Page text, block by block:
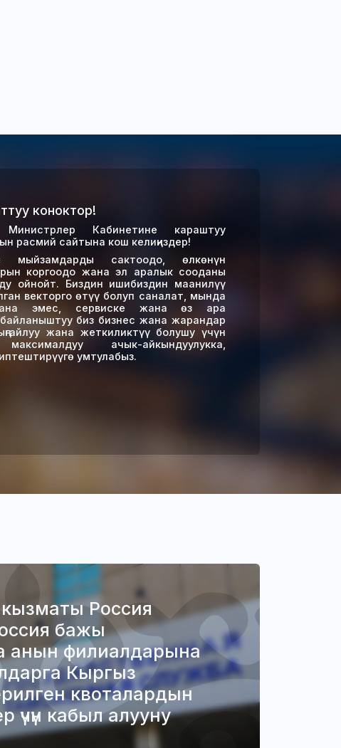
коноктор!
Кабинетине караштуу
расмий сайтына кош келиңиздер!
сактоодо, өлкөнүн
коргоодо жана эл аралык сооданы
ойнойт. Биздин ишибиздин маанилүү
векторго өтүү болуп саналат, мында
эмес, сервиске жана өз ара
байланыштуу биз бизнес жана жарандар
жана жеткиликтүү болушу үчүн
ачык-айкындуулукка,
умтулабыз.
Россия
бажы
анын филиалдарына
Кыргыз
квоталардын
үчүн кабыл алууну